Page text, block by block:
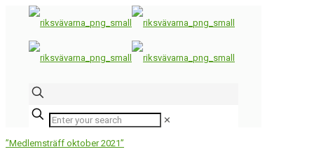
✕
”Medlemsträff oktober 2021”